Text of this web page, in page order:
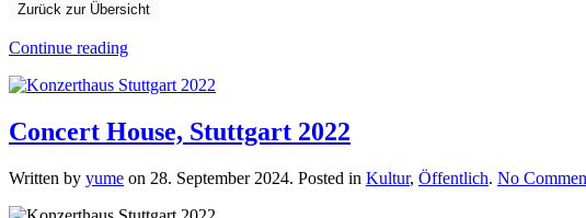
Zurück zur Übersicht
Continue reading
Concert House, Stuttgart 2022
Written by yume on 28. September 2024. Posted in Kultur, Öffentlich. No